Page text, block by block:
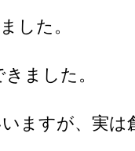
した。
ました。
ますが、実は